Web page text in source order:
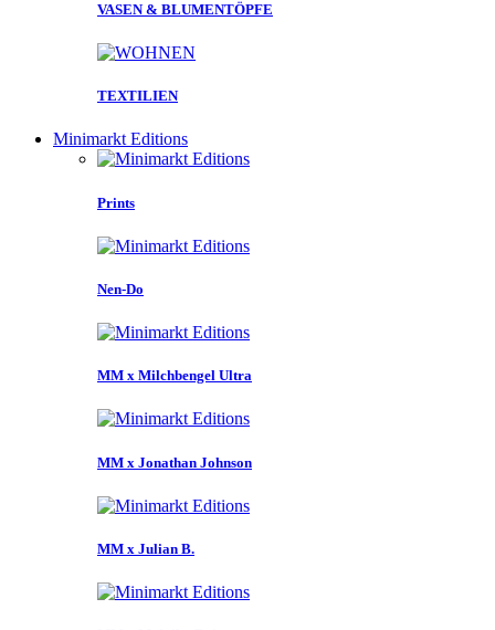
VASEN & BLUMENTÖPFE
TEXTILIEN
Minimarkt Editions
Prints
Nen-Do
MM x Milchbengel Ultra
MM x Jonathan Johnson
MM x Julian B.